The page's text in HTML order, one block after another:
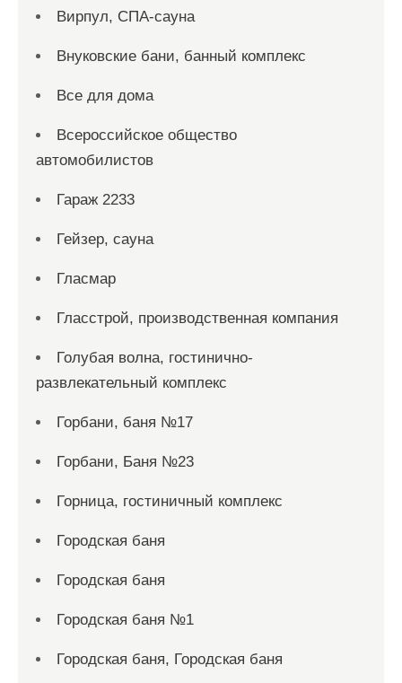
Вирпул, СПА-сауна
Внуковские бани, банный комплекс
Все для дома
Всероссийское общество
автомобилистов
Гараж 2233
Гейзер, сауна
Гласмар
Гласстрой, производственная компания
Голубая волна, гостинично-
развлекательный комплекс
Горбани, баня №17
Горбани, Баня №23
Горница, гостиничный комплекс
Городская баня
Городская баня
Городская баня №1
Городская баня, Городская баня